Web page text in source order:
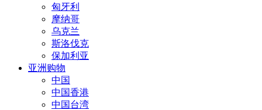
匈牙利
摩纳哥
乌克兰
斯洛伐克
保加利亚
亚洲购物
中国
中国香港
中国台湾